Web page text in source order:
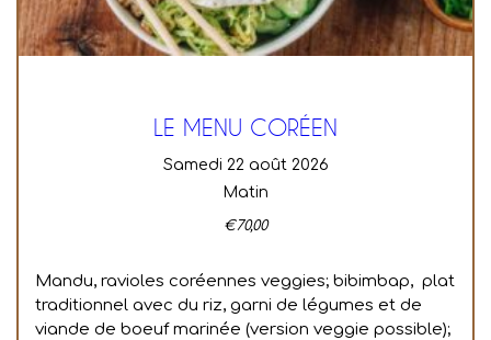
LE MENU CORÉEN
samedi 22 août 2026
Matin
€70,00
Mandu, ravioles coréennes veggies; bibimbap, plat
traditionnel avec du riz, garni de légumes et de
viande de boeuf marinée (version veggie possible);